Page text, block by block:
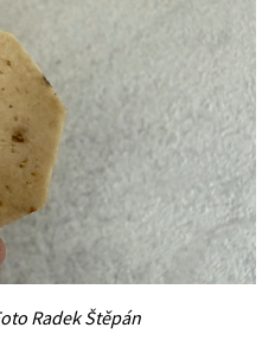
Radek Štěpán